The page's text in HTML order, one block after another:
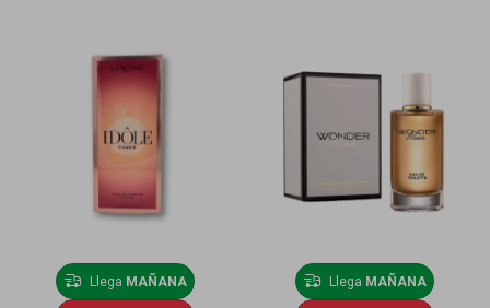
Llega MAÑANA Llega MAÑANA